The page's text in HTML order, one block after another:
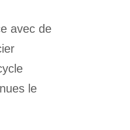
avec de
le